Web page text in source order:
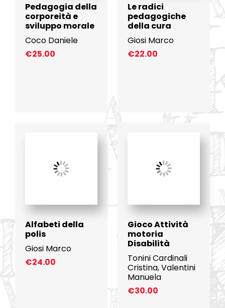
Pedagogia della
corporeità e
sviluppo morale
Coco Daniele
€25.00
Le radici
pedagogiche
della cura
Giosi Marco
€22.00
Alfabeti della
polis
Giosi Marco
€24.00
Gioco Attività
motoria
Disabilità
Tonini Cardinali
Cristina,Valentini
Manuela
€30.00